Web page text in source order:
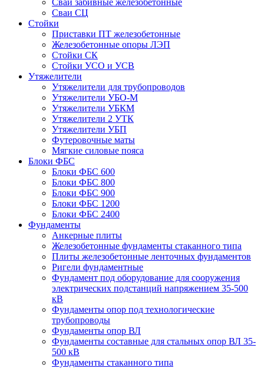
Сваи СЦ
Стойки
Приставки ПТ железобетонные
Железобетонные опоры ЛЭП
Стойки СК
Стойки УСО и УСВ
Утяжелители
Утяжелители для трубопроводов
Утяжелители УБО-М
Утяжелители УБКМ
Утяжелители 2 УТК
Утяжелители УБП
Футеровочные маты
Мягкие силовые пояса
Блоки ФБС
Блоки ФБС 600
Блоки ФБС 800
Блоки ФБС 900
Блоки ФБС 1200
Блоки ФБС 2400
Фундаменты
Анкерные плиты
Железобетонные фундаменты стаканного типа
Плиты железобетонные ленточных фундаментов
Ригели фундаментные
Фундамент под оборудование для сооружения
электрических подстанций напряжением 35-500
кВ
Фундаменты опор под технологические
трубопроводы
Фундаменты опор ВЛ
Фундаменты составные для стальных опор ВЛ 35-
500 кВ
Фундаменты стаканного типа